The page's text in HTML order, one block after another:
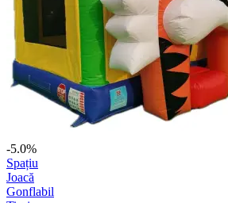
-5.0%
Spațiu
Joacă
Gonflabil